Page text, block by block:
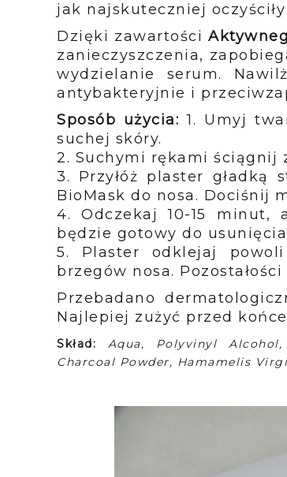
jak najskuteczniej oczyściły
Dzięki zawartości
zanieczyszczenia,
wydzielanie serum.
antybakteryjnie i
Sposób użycia:1. Umyj
suchej skóry.
2. Suchymi rękami ściągnij
3. Przyłóż plaster gładką
BioMask do nosa. Dociśnij
4. Odczekaj 10-15 minut,
będzie gotowy do
5. Plaster odklejaj
brzegów nosa.
Przebadano
Najlepiej zużyć przed
Skład:
Aqua, Polyvinyl
Charcoal Powder, Hamamelis